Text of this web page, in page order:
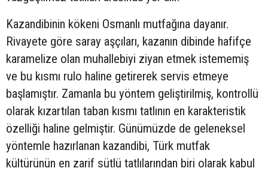
Kazandibinin kökeni Osmanlı mutfağına dayanır.
Rivayete göre saray aşçıları, kazanın dibinde hafifçe
karamelize olan muhallebiyi ziyan etmek istememiş
ve bu kısmı rulo haline getirerek servis etmeye
başlamıştır. Zamanla bu yöntem geliştirilmiş, kontrollü
olarak kızartılan taban kısmı tatlının en karakteristik
özelliği haline gelmiştir. Günümüzde de geleneksel
yöntemle hazırlanan kazandibi, Türk mutfak
kültürünün en zarif sütlü tatlılarından biri olarak kabul